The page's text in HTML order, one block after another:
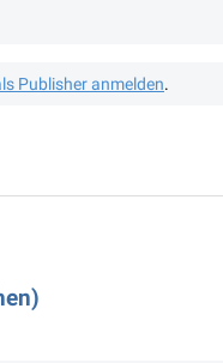
Publisher anmelden.